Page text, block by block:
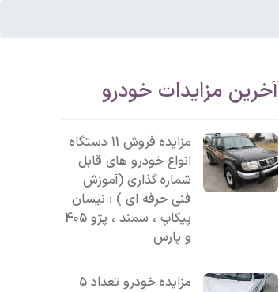
آخرین مزایدات خودرو
مزایده فروش 11 دستگاه
انواع خودرو های قابل
شماره گذاری (آموزش
فنی حرفه ای ) : نیسان
پیکاپ ، سمند ، پژو 405
و پارس
مزایده خودرو تعداد 5